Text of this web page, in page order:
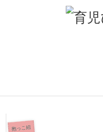
抱っこ紐